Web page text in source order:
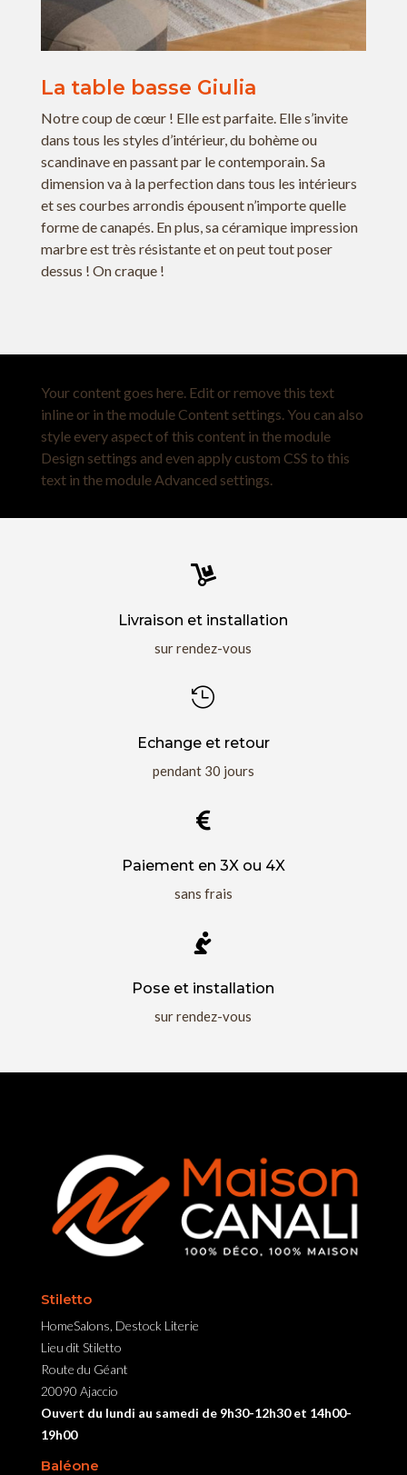
La table basse Giulia
Notre coup de cœur ! Elle est parfaite. Elle s’invite
dans tous les styles d’intérieur, du bohème ou
scandinave en passant par le contemporain. Sa
dimension va à la perfection dans tous les intérieurs
et ses courbes arrondis épousent n’importe quelle
forme de canapés. En plus, sa céramique impression
marbre est très résistante et on peut tout poser
dessus ! On craque !
Your content goes here. Edit or remove this text
inline or in the module Content settings. You can also
style every aspect of this content in the module
Design settings and even apply custom CSS to this
text in the module Advanced settings.

Livraison et installation
sur rendez-vous

Echange et retour
pendant 30 jours

Paiement en 3X ou 4X
sans frais

Pose et installation
sur rendez-vous
Stiletto
HomeSalons, Destock Literie
Lieu dit Stiletto
Route du Géant
20090 Ajaccio
Ouvert du lundi au samedi de 9h30-12h30 et 14h00-
19h00
Baléone